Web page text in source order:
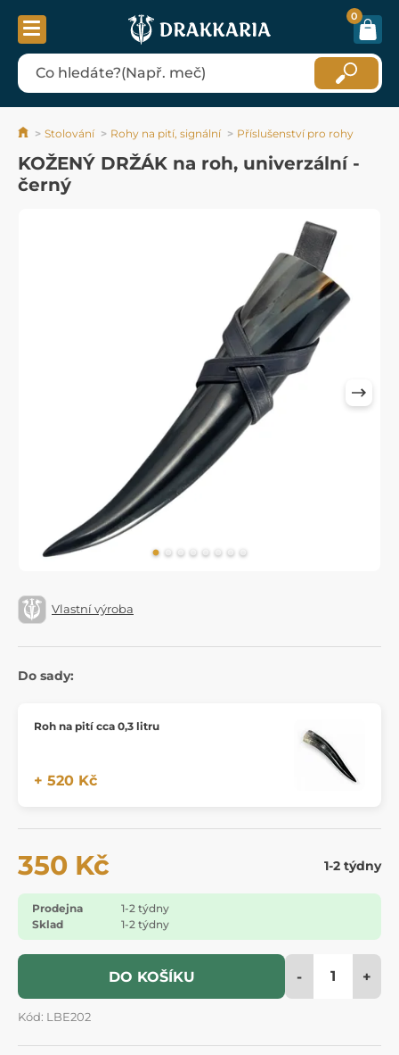
0
Stolování Rohy na pití, signální Příslušenství pro rohy
KOŽENÝ DRŽÁK na roh, univerzální -
černý
Vlastní výroba
Do sady:
Roh na pití cca 0,3 litru
+ 520 Kč
350 Kč 1-2 týdny
Prodejna
1-2 týdny
Sklad
1-2 týdny
DO KOŠÍKU - +
Kód: LBE202